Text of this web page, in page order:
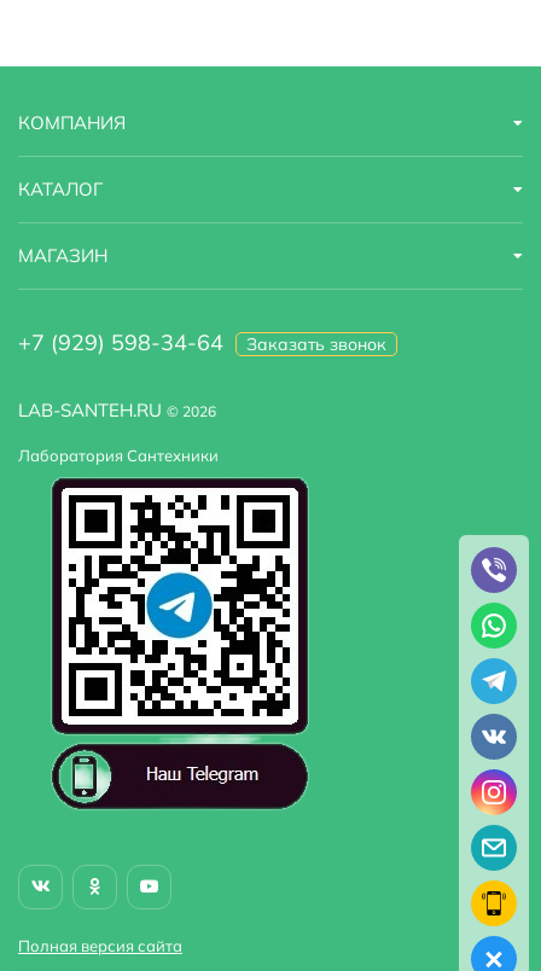
LAB-SANTEH.RU © 2026
Лаборатория Сантехники
Полная версия сайта
КОМПАНИЯ
КАТАЛОГ
МАГАЗИН
+7 (929) 598-34-64 Заказать звонок